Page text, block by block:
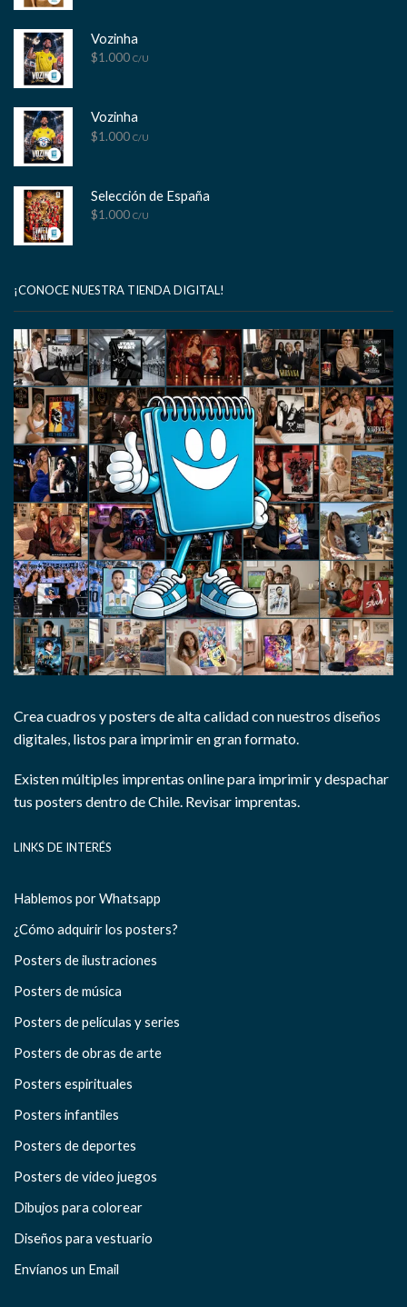
Vozinha
$1.000 C/U
Vozinha
$1.000 C/U
Selección de España
$1.000 C/U
¡CONOCE NUESTRA TIENDA DIGITAL!
Crea cuadros y posters de alta calidad con nuestros diseños
digitales, listos para imprimir en gran formato.
Existen múltiples imprentas online para imprimir y despachar
tus posters dentro de Chile. Revisar imprentas.
LINKS DE INTERÉS
Hablemos por Whatsapp
¿Cómo adquirir los posters?
Posters de ilustraciones
Posters de música
Posters de películas y series
Posters de obras de arte
Posters espirituales
Posters infantiles
Posters de deportes
Posters de video juegos
Dibujos para colorear
Diseños para vestuario
Envíanos un Email